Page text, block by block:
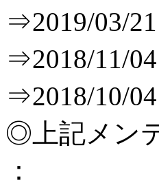
⇒2019/03/
⇒2018/11/
⇒2018/10/
◎上記メン
：